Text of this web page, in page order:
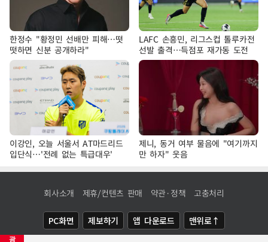
광
한정수 "황정민 선배만 피해…떳
떳하면 신분 공개하라"
LAFC 손흥민, 리그스컵 톨루카전
선발 출격…득점포 재가동 도전
이강인, 오늘 서울서 AT마드리드
입단식…'전례 없는 특급대우'
제니, 동거 여부 물음에 "여기까지
만 하자" 웃음
회사소개 제휴/컨텐츠 판매 약관·정책 고충처리
PC화면 제보하기 앱 다운로드 맨위로↑